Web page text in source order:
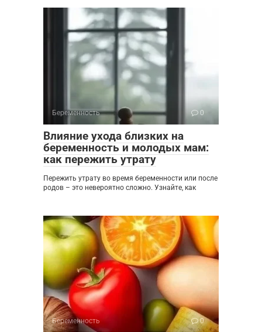
Беременность 0
Влияние ухода близких на
беременность и молодых мам:
как пережить утрату
Пережить утрату во время беременности или после
родов – это невероятно сложно. Узнайте, как
Беременность 0